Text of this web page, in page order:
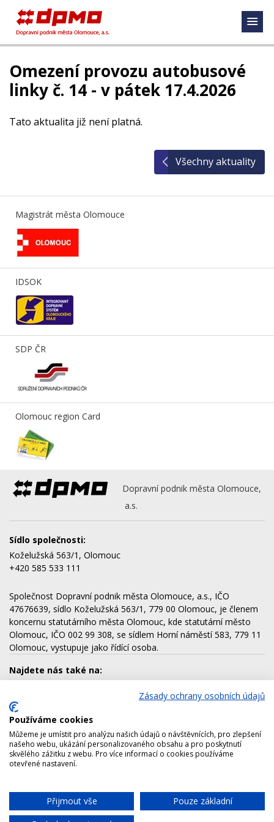
Omezení provozu autobusové
linky č. 14 - v pátek 17.4.2026
Tato aktualita již není platná.
Všechny aktuality
Magistrát města Olomouce
IDSOK
SDP ČR
Olomouc region Card
Dopravní podnik města Olomouce,
a.s.
Sídlo společnosti:
Koželužská 563/1, Olomouc
+420 585 533 111
Společnost Dopravní podnik města Olomouce, a.s., IČO
47676639, sídlo Koželužská 563/1, 779 00 Olomouc, je členem
koncernu statutárního města Olomouc, kde statutární město
Olomouc, IČO 002 99 308, se sídlem Horní náměstí 583, 779 11
Olomouc, vystupuje jako řídící osoba.
Najdete nás také na:
Dalšími členy koncernu jsou:
AQUAPARK OLOMOUC, a.s.
Lesy města Olomouce, a.s.
Správa nemovitostí Olomouc, a.s.
Výstaviště Flora Olomouc, a.s.
Chat
Zásady ochrany osobních údajů
Používáme cookies
Můžeme je umístit pro analýzu našich údajů o návštěvnících, pro zlepšení
našeho webu, ukázání personalizovaného obsahu a pro poskytnutí
skvělého zážitku z webu. Pro více informací o cookies používáme
otevřené nastavení.
Přijmout vše
Pouze základní